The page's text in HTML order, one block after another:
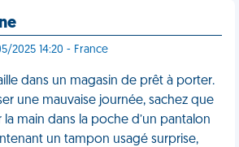
2025 14:20 - France
dans un magasin de prêt à porter.
une mauvaise journée, sachez que
main dans la poche d’un pantalon
un tampon usagé surprise,